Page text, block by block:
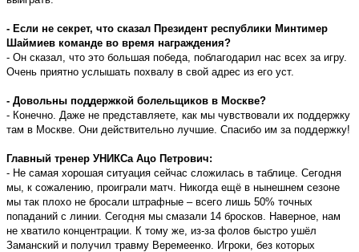
- Если не секрет, что сказал Президент республики Минтимер
Шаймиев команде во время награждения?
- Он сказал, что это большая победа, поблагодарил нас всех за игру.
Очень приятно услышать похвалу в свой адрес из его уст.
- Довольны поддержкой болельщиков в Москве?
- Конечно. Даже не представляете, как мы чувствовали их поддержку
там в Москве. Они действительно лучшие. Спасибо им за поддержку!
Главный тренер УНИКСа Ацо Петрович:
- Не самая хорошая ситуация сейчас сложилась в таблице. Сегодня
мы, к сожалению, проиграли матч. Никогда ещё в нынешнем сезоне
мы так плохо не бросали штрафные – всего лишь 50% точных
попаданий с линии. Сегодня мы смазали 14 бросков. Наверное, нам
не хватило концентрации. К тому же, из-за фолов быстро ушёл
Заманский и получил травму Веремеенко. Игроки, без которых